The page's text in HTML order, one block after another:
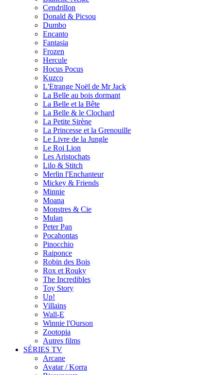
Cendrillon
Donald & Picsou
Dumbo
Encanto
Fantasia
Frozen
Hercule
Hocus Pocus
Kuzco
L'Etrange Noël de Mr Jack
La Belle au bois dormant
La Belle et la Bête
La Belle & le Clochard
La Petite Sirène
La Princesse et la Grenouille
Le Livre de la Jungle
Le Roi Lion
Les Aristochats
Lilo & Stitch
Merlin l'Enchanteur
Mickey & Friends
Minnie
Moana
Monstres & Cie
Mulan
Peter Pan
Pocahontas
Pinocchio
Raiponce
Robin des Bois
Rox et Rouky
The Incredibles
Toy Story
Up!
Villains
Wall-E
Winnie l'Ourson
Zootopia
Autres films
SÉRIES TV
Arcane
Avatar / Korra